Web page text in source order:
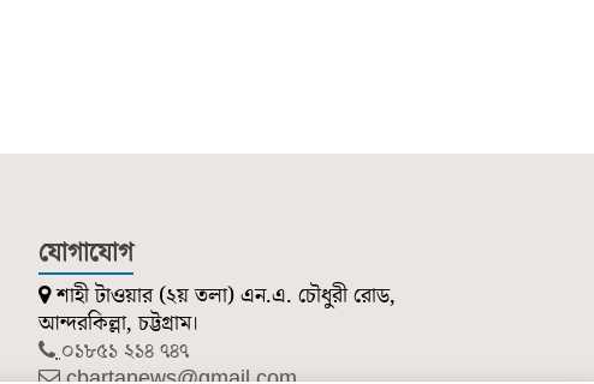
যোগাযোগ
শাহী টাওয়ার (২য় তলা) এন.এ. চৌধুরী রোড,
আন্দরকিল্লা, চট্টগ্রাম।
০১৮৫১ ২১৪ ৭৪৭